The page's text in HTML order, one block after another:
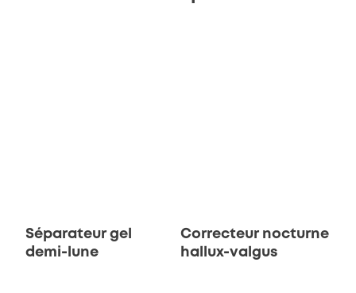
Séparateur gel
demi-lune
Correcteur nocturne
hallux-valgus